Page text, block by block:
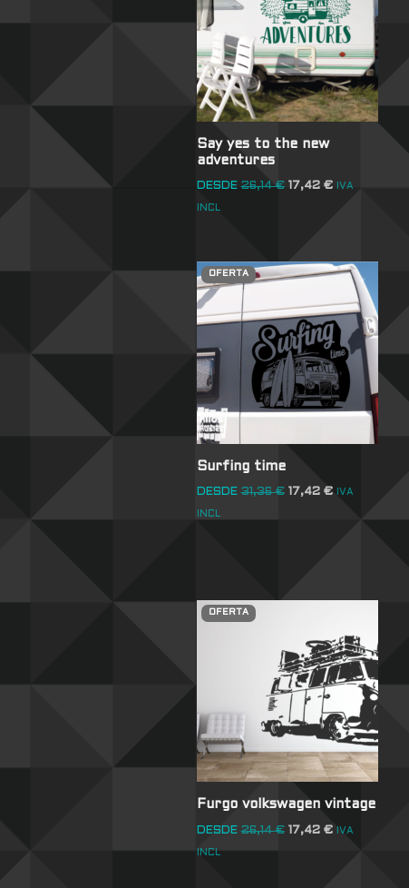
Say yes to the new
adventures
DESDE 26,14€ 17,42 € IVA
INCL
OFERTA
Surfing time
DESDE 31,36€ 17,42 € IVA
INCL
OFERTA
Furgo volkswagen vintage
DESDE 26,14€ 17,42 € IVA
INCL